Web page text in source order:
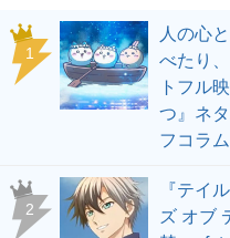
1
人の心
べたり
トフル
つ』ネ
フコラ
2
『テイ
ズ オブ